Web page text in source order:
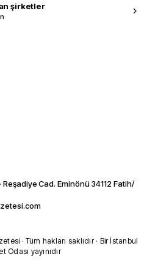
şirketler
Cad. Eminönü 34112 Fatih/
· Tüm hakları saklıdır · Bir İstanbul
Odası yayınıdır